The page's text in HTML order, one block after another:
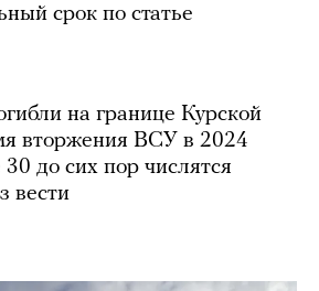
срок по статье
на границе Курской
вторжения ВСУ в 2024
до сих пор числятся
вести